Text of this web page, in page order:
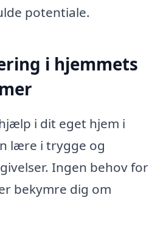
potentiale.
i hjemmets
i dit eget hjem i
lære i trygge og
Ingen behov for
bekymre dig om